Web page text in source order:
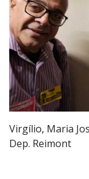
Virgílio, Maria
Dep. Reimont